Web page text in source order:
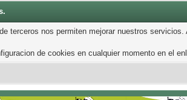
terceros nos permiten mejorar nuestros
de cookies en cualquier momento en el